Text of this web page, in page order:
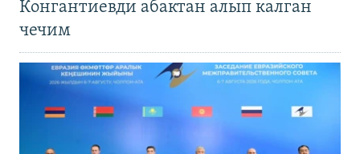
Конгантиевди абактан алып калган
чечим